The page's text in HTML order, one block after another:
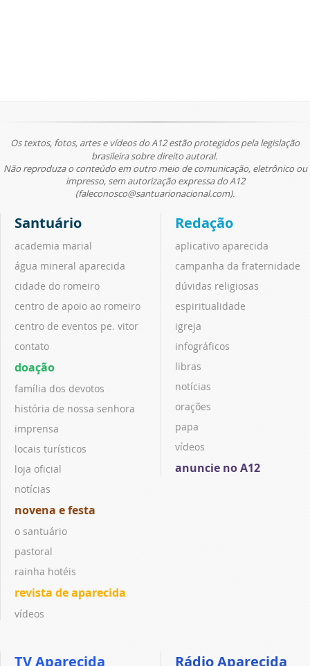
Os textos, fotos, artes e vídeos do A12 estão protegidos pela legislação
brasileira sobre direito autoral.
Não reproduza o conteúdo em outro meio de comunicação, eletrônico ou
impresso, sem autorização expressa do A12
(faleconosco@santuarionacional.com).
Santuário
academia marial
água mineral aparecida
cidade do romeiro
centro de apoio ao romeiro
centro de eventos pe. vitor
contato
doação
família dos devotos
história de nossa senhora
imprensa
locais turísticos
loja oficial
notícias
novena e festa
o santuário
pastoral
rainha hotéis
revista de aparecida
vídeos
Redação
aplicativo aparecida
campanha da fraternidade
dúvidas religiosas
espiritualidade
igreja
infográficos
libras
notícias
orações
papa
vídeos
anuncie no A12
TV Aparecida Rádio Aparecida